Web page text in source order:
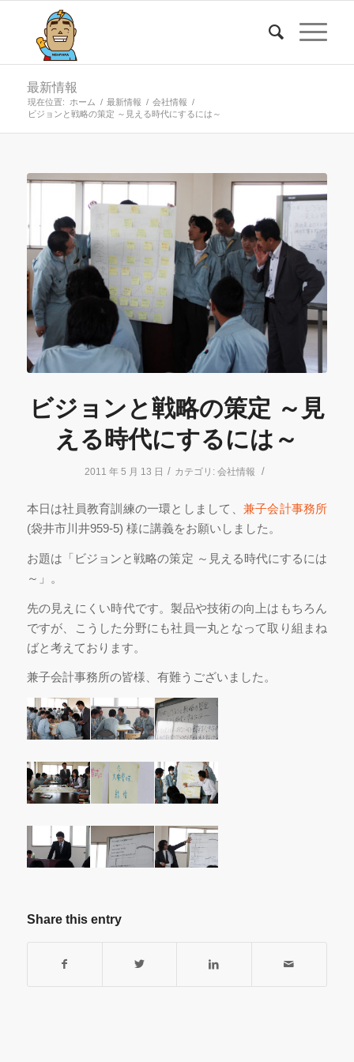
最新情報
現在位置: ホーム / 最新情報 / 会社情報 /
ビジョンと戦略の策定 ～見える時代にするには～
ビジョンと戦略の策定 ～見
える時代にするには～
2011 年 5 月 13 日 / カテゴリ:会社情報 /
本日は社員教育訓練の一環としまして、 兼子会計事務所
(袋井市川井959-5) 様に講義をお願いしました。
お題は「ビジョンと戦略の策定 ～見える時代にするには
～」。
先の見えにくい時代です。製品や技術の向上はもちろん
ですが、こうした分野にも社員一丸となって取り組まね
ばと考えております。
兼子会計事務所の皆様、有難うございました。
Share this entry